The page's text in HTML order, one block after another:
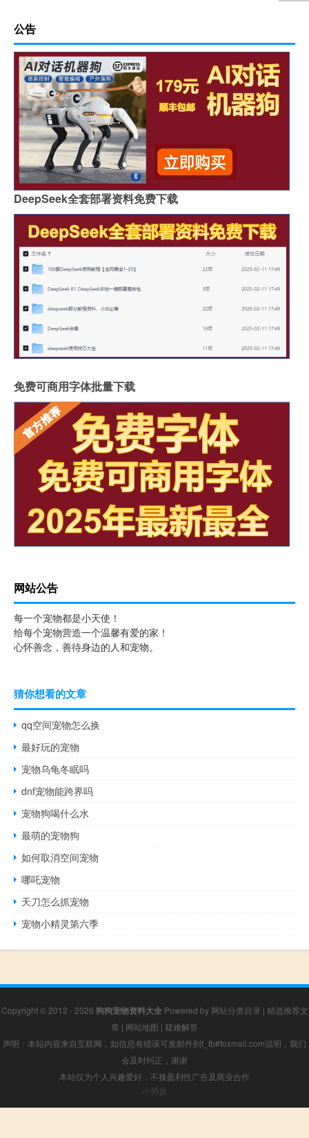
公告
DeepSeek全套部署资料免费下载
免费可商用字体批量下载
网站公告
每一个宠物都是小天使！
给每个宠物营造一个温馨有爱的家！
心怀善念，善待身边的人和宠物。
猜你想看的文章
qq空间宠物怎么换
最好玩的宠物
宠物乌龟冬眠吗
dnf宠物能跨界吗
宠物狗喝什么水
最萌的宠物狗
如何取消空间宠物
哪吒宠物
天刀怎么抓宠物
宠物小精灵第六季
Copyright © 2012 - 2026 狗狗宠物资料大全Powered by 网站分类目录 | 精选推荐文
章 | 网站地图 | 疑难解答
声明：本站内容来自互联网，如信息有错误可发邮件到f_fb#foxmail.com说明，我们
会及时纠正，谢谢
本站仅为个人兴趣爱好，不接盈利性广告及商业合作
小男孩